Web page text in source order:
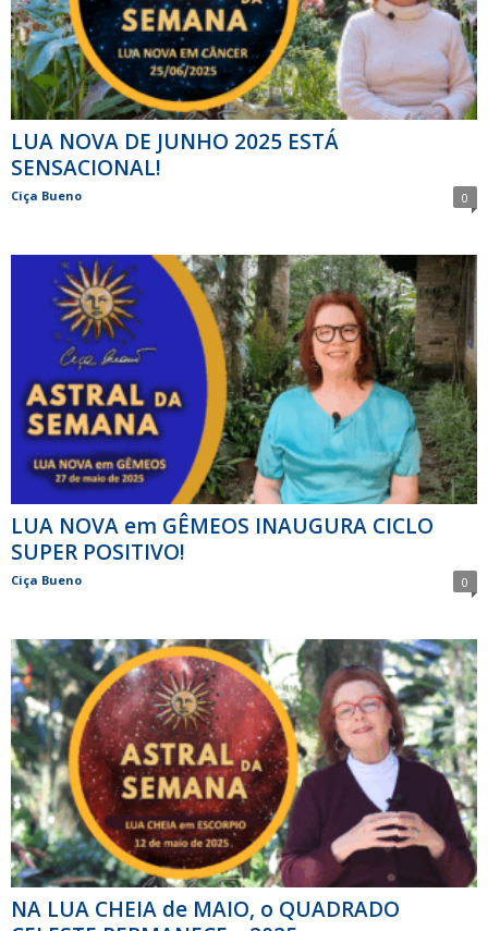
LUA NOVA DE JUNHO 2025 ESTÁ
SENSACIONAL!
Ciça Bueno 0
LUA NOVA em GÊMEOS INAUGURA CICLO
SUPER POSITIVO!
Ciça Bueno 0
NA LUA CHEIA de MAIO, o QUADRADO